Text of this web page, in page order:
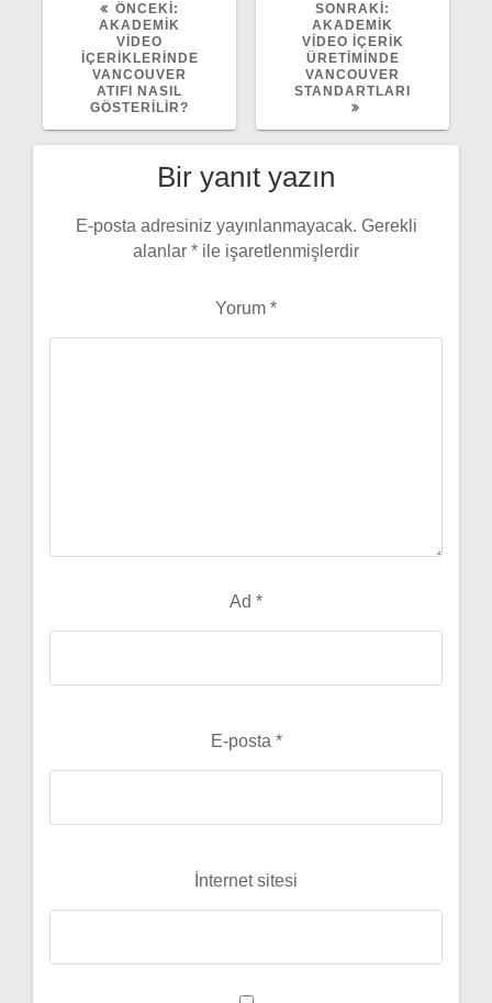
ÖNCEKI:
AKADEMIK
VIDEO
İÇERIKLERINDE
VANCOUVER
ATIFI NASIL
GÖSTERILIR?
SONRAKI:
YAZI:
AKADEMIK
VIDEO İÇERIK
ÜRETIMINDE
VANCOUVER
STANDARTLARI
Bir yanıt yazın
E-posta adresiniz yayınlanmayacak. Gerekli
alanlar * ile işaretlenmişlerdir
Yorum *
Ad *
E-posta *
İnternet sitesi